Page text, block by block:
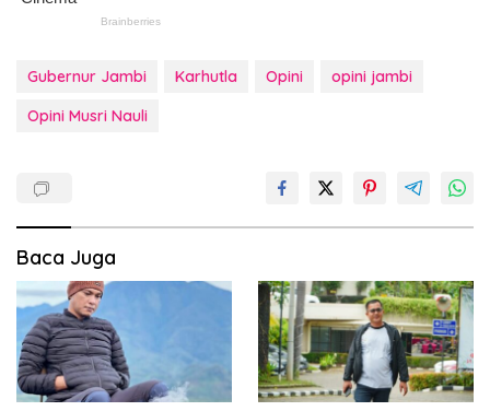
Gubernur Jambi Karhutla Opini
opini jambi
Opini Musri Nauli
Baca Juga